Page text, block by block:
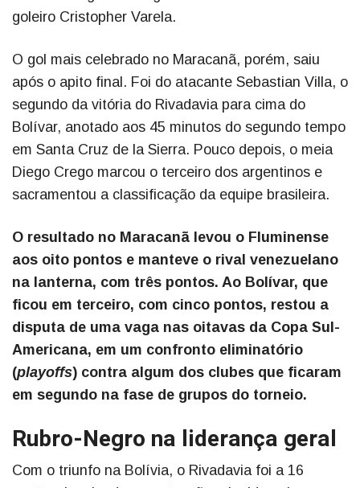
goleiro Cristopher Varela.
O gol mais celebrado no Maracanã, porém, saiu
após o apito final. Foi do atacante Sebastian Villa, o
segundo da vitória do Rivadavia para cima do
Bolívar, anotado aos 45 minutos do segundo tempo
em Santa Cruz de la Sierra. Pouco depois, o meia
Diego Crego marcou o terceiro dos argentinos e
sacramentou a classificação da equipe brasileira.
O resultado no Maracanã levou o Fluminense
aos oito pontos e manteve o rival venezuelano
na lanterna, com três pontos. Ao Bolívar, que
ficou em terceiro, com cinco pontos, restou a
disputa de uma vaga nas oitavas da Copa Sul-
Americana, em um confronto eliminatório
(playoffs) contra algum dos clubes que ficaram
em segundo na fase de grupos do torneio.
Rubro-Negro na liderança geral
Com o triunfo na Bolívia, o Rivadavia foi a 16